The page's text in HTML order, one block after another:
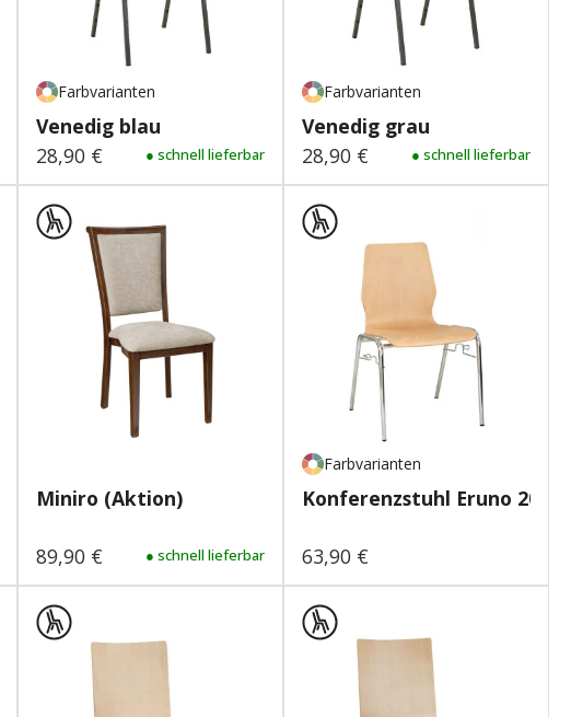
Farbvarianten
Venedig blau
Regulärer Preis:
28,90 € ● schnell lieferbar
Farbvarianten
Venedig grau
Regulärer Preis:
28,90 € ● schnell lieferbar
Miniro (Aktion)
Regulärer Preis:
89,90 € ● schnell lieferbar
Farbvarianten
Konferenzstuhl Eruno 200
Regulärer Preis:
63,90 €